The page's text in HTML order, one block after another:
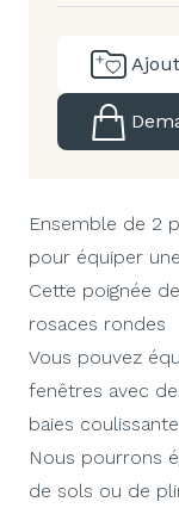
Ensemble de 2
pour équiper
Cette poignée
rosaces rondes
Vous pouvez
fenêtres avec
baies
Nous pourrons
de sols ou de